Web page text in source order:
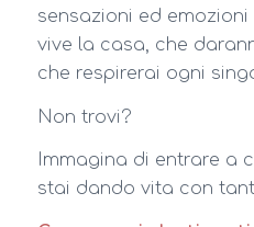
sensazioni ed
vive la casa, che
che respirerai ogni
Non trovi?
Immagina di entrare a
stai dando vita con